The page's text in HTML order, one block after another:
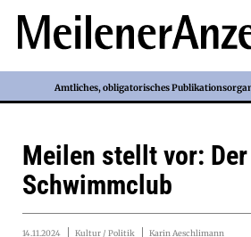
Amtliches, obligatorisches
Meilen stellt vor: Der
Schwimmclub
14.11.2024 Kultur / Politik Karin Aeschlimann